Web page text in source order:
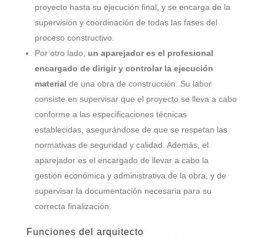
proyecto hasta su ejecución final, y se encarga de la
supervisión y coordinación de todas las fases del
proceso constructivo.
Por otro lado, un aparejador es el profesional
encargado de dirigir y controlar la ejecución
material de una obra de construcción. Su labor
consiste en supervisar que el proyecto se lleva a cabo
conforme a las especificaciones técnicas
establecidas, asegurándose de que se respetan las
normativas de seguridad y calidad. Además, el
aparejador es el encargado de llevar a cabo la
gestión económica y administrativa de la obra, y de
supervisar la documentación necesaria para su
correcta finalización.
Funciones del arquitecto